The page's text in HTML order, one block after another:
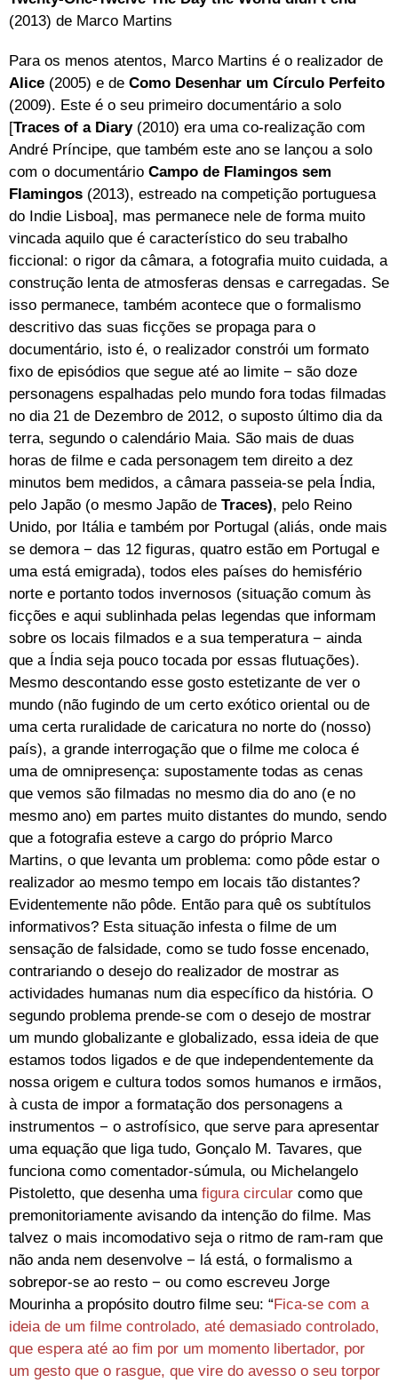
(2013) de Marco Martins
Para os menos atentos, Marco Martins é o realizador de
Alice (2005) e de Como Desenhar um Círculo Perfeito
(2009). Este é o seu primeiro documentário a solo
[Traces of a Diary(2010) era uma co-realização com
André Príncipe, que também este ano se lançou a solo
com o documentário Campo de Flamingos sem
Flamingos (2013), estreado na competição portuguesa
do Indie Lisboa], mas permanece nele de forma muito
vincada aquilo que é característico do seu trabalho
ficcional: o rigor da câmara, a fotografia muito cuidada, a
construção lenta de atmosferas densas e carregadas. Se
isso permanece, também acontece que o formalismo
descritivo das suas ficções se propaga para o
documentário, isto é, o realizador constrói um formato
fixo de episódios que segue até ao limite − são doze
personagens espalhadas pelo mundo fora todas filmadas
no dia 21 de Dezembro de 2012, o suposto último dia da
terra, segundo o calendário Maia. São mais de duas
horas de filme e cada personagem tem direito a dez
minutos bem medidos, a câmara passeia-se pela Índia,
pelo Japão (o mesmo Japão de Traces), pelo Reino
Unido, por Itália e também por Portugal (aliás, onde mais
se demora − das 12 figuras, quatro estão em Portugal e
uma está emigrada), todos eles países do hemisfério
norte e portanto todos invernosos (situação comum às
ficções e aqui sublinhada pelas legendas que informam
sobre os locais filmados e a sua temperatura − ainda
que a Índia seja pouco tocada por essas flutuações).
Mesmo descontando esse gosto estetizante de ver o
mundo (não fugindo de um certo exótico oriental ou de
uma certa ruralidade de caricatura no norte do (nosso)
país), a grande interrogação que o filme me coloca é
uma de omnipresença: supostamente todas as cenas
que vemos são filmadas no mesmo dia do ano (e no
mesmo ano) em partes muito distantes do mundo, sendo
que a fotografia esteve a cargo do próprio Marco
Martins, o que levanta um problema: como pôde estar o
realizador ao mesmo tempo em locais tão distantes?
Evidentemente não pôde. Então para quê os subtítulos
informativos? Esta situação infesta o filme de um
sensação de falsidade, como se tudo fosse encenado,
contrariando o desejo do realizador de mostrar as
actividades humanas num dia específico da história. O
segundo problema prende-se com o desejo de mostrar
um mundo globalizante e globalizado, essa ideia de que
estamos todos ligados e de que independentemente da
nossa origem e cultura todos somos humanos e irmãos,
à custa de impor a formatação dos personagens a
instrumentos − o astrofísico, que serve para apresentar
uma equação que liga tudo, Gonçalo M. Tavares, que
funciona como comentador-súmula, ou Michelangelo
Pistoletto, que desenha uma figura circular como que
premonitoriamente avisando da intenção do filme. Mas
talvez o mais incomodativo seja o ritmo de ram-ram que
não anda nem desenvolve − lá está, o formalismo a
sobrepor-se ao resto − ou como escreveu Jorge
Mourinha a propósito doutro filme seu: “Fica-se com a
ideia de um filme controlado, até demasiado controlado,
que espera até ao fim por um momento libertador, por
um gesto que o rasgue, que vire do avesso o seu torpor